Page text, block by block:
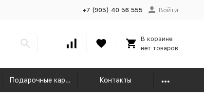
+7 (905) 40 56 555 Войти
В корзине
нет товаров
Подарочные карты Контакты